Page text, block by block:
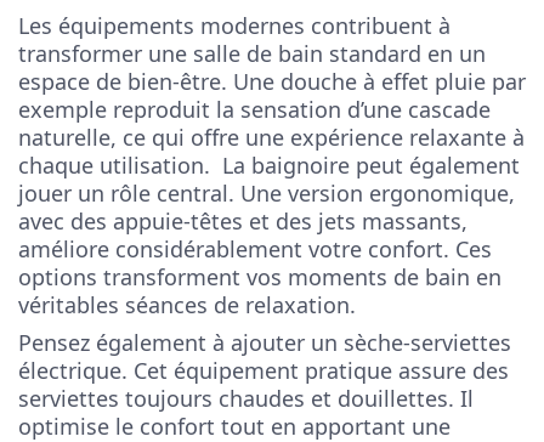
Les équipements modernes contribuent à
transformer une salle de bain standard en un
espace de bien-être. Une douche à effet pluie par
exemple reproduit la sensation d’une cascade
naturelle, ce qui offre une expérience relaxante à
chaque utilisation. La baignoire peut également
jouer un rôle central. Une version ergonomique,
avec des appuie-têtes et des jets massants,
améliore considérablement votre confort. Ces
options transforment vos moments de bain en
véritables séances de relaxation.
Pensez également à ajouter un sèche-serviettes
électrique. Cet équipement pratique assure des
serviettes toujours chaudes et douillettes. Il
optimise le confort tout en apportant une